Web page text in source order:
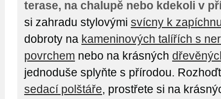
terase, na chalupě nebo kdekoli v
si zahradu stylovými svícny k
dobroty na kameninových talířích s
povrchem nebo na krásných
jednoduše splyňte s přírodou.
sedací polštáře, prostřete si na